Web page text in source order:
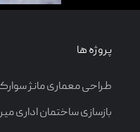
پروژه ها
طراحی معماری مانژ
بازسازی ساختمان اداری